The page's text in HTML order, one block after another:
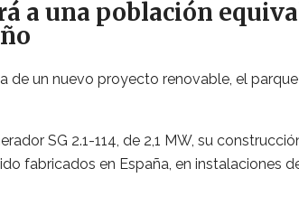
a una población
un nuevo proyecto renovable, el
SG 2.1-114, de 2,1 MW, su
fabricados en España, en instalaciones